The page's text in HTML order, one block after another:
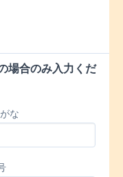
場合のみ入力くだ
な